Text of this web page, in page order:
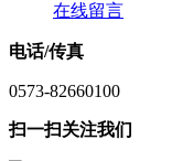
在线留言
电话/传真
0573-82660100
扫一扫关注我们